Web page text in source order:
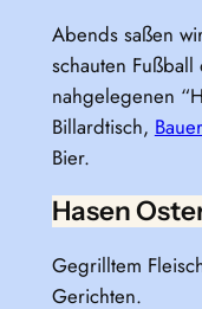
Abends saßen
schauten
nahgelegenen
Billardtisch,
Bier.
Hasen
Gegrilltem
Gerichten.